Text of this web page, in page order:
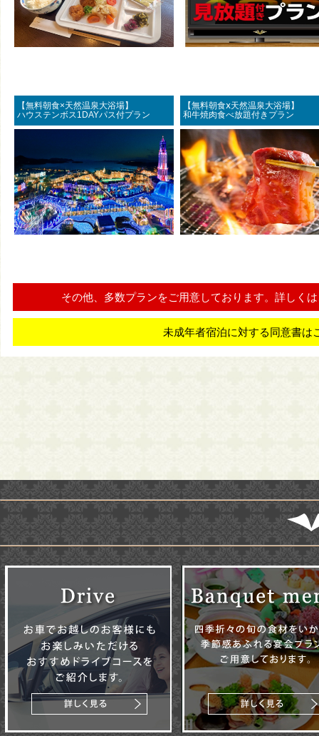
【無料朝食×天然温泉大浴場】
ハウステンボス1DAYパス付プラン
【無料朝食ⅹ天然温泉大浴
和牛焼肉食べ放題付きプラン
その他、多数プランをご用意しております。詳しく
未成年者宿泊に対する同意書は